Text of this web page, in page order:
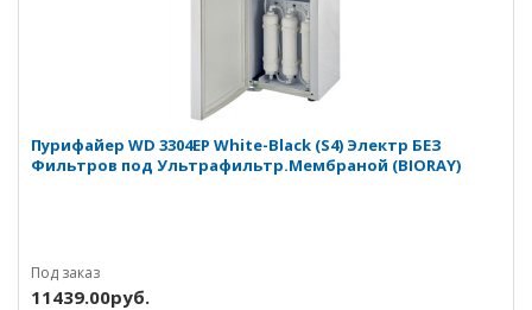
Пурифайер WD 3304EP White-Black (S4) Электр БЕЗ
Фильтров под Ультрафильтр.Мембраной (BIORAY)
Под заказ
11439.00руб.